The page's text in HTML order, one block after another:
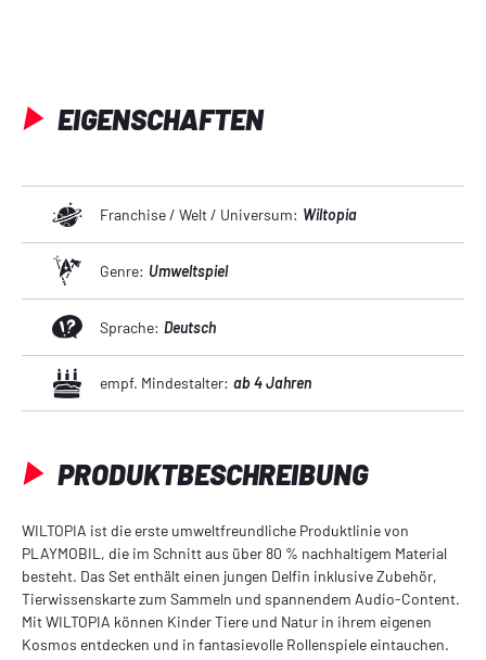
PRODUKTBESCHREIBUNG
WILTOPIA ist die erste umweltfreundliche Produktlinie von
PLAYMOBIL, die im Schnitt aus über 80 % nachhaltigem Material
besteht. Das Set enthält einen jungen Delfin inklusive Zubehör,
Tierwissenskarte zum Sammeln und spannendem Audio-Content.
Mit WILTOPIA können Kinder Tiere und Natur in ihrem eigenen
Kosmos entdecken und in fantasievolle Rollenspiele eintauchen.
EIGENSCHAFTEN
Franchise / Welt / Universum: Wiltopia
Genre: Umweltspiel
Sprache: Deutsch
empf. Mindestalter: ab 4 Jahren